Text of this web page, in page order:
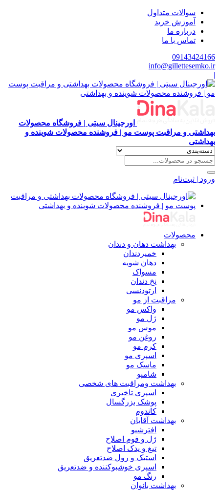
سوالات متداول
آموزش خرید
درباره ما
تماس با ما
09143424166
info@gillettesemko.ir
|
اورجینال سیتی | فروشگاه محصولات
بهداشتی و مراقبت پوست مو | فروشنده محصولات شوینده و
بهداشتی
ورود | ثبت‌نام
محصولات
بهداشت دهان و دندان
خمیردندان
دهان شویه
مسواک
نخ دندان
ارتودنسی
مراقبت از مو
واکس مو
ژل مو
موس مو
روغن مو
کرم مو
اسپری مو
ماسک مو
شامپو
بهداشت ومراقبت های شخصی
اسپری تاخیری
پوشک بزرگسال
کاندوم
بهداشت آقایان
افترشیو
ژل و فوم اصلاح
تیغ و یدک اصلاح
استیک و رول ضدتعریق
اسپری خوشبوکننده و ضدتعریق
رنگ مو
بهداشت بانوان